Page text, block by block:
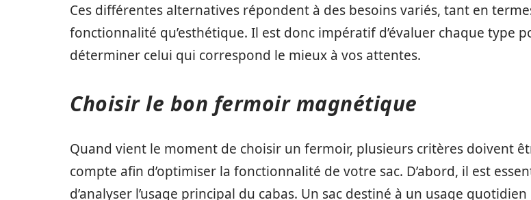
Ces différentes alternatives répondent à des besoins variés, tant en
fonctionnalité qu’esthétique. Il est donc impératif d’évaluer chaque type
déterminer celui qui correspond le mieux à vos attentes.
Choisir le bon fermoir magnétique
Quand vient le moment de choisir un fermoir, plusieurs critères doivent
compte afin d’optimiser la fonctionnalité de votre sac. D’abord, il est
d’analyser l’usage principal du cabas. Un sac destiné à un usage